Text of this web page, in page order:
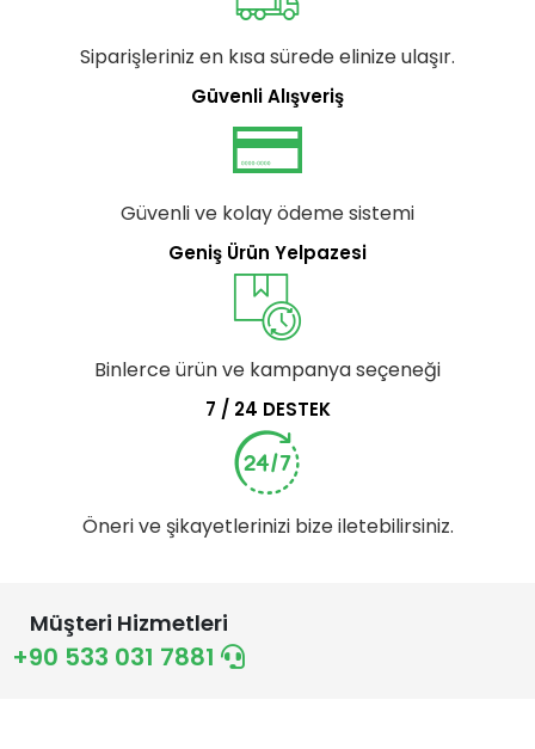
Siparişleriniz en kısa sürede elinize ulaşır.
Güvenli Alışveriş
Güvenli ve kolay ödeme sistemi
Geniş Ürün Yelpazesi
Binlerce ürün ve kampanya seçeneği
7 / 24 DESTEK
Öneri ve şikayetlerinizi bize iletebilirsiniz.
Müşteri Hizmetleri
+90 533 031 7881